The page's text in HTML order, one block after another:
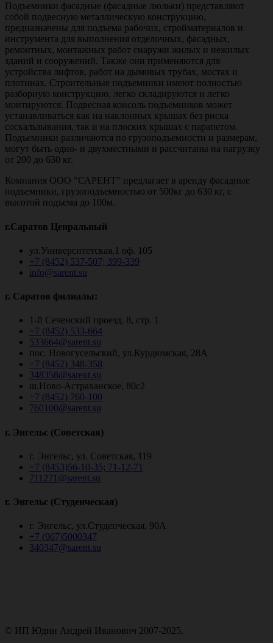
Подъемники фасадные (фасадные люльки) представляют
собой подвесную металлическую конструкцию,
предназначены для подъема рабочих, стройматериалов и
инструмента для выполнения отделочных, фасадных,
ремонтных, монтажных работ снаружи жилых и нежилых
зданий и сооружений. Также они применяются для
устройства лифтов, работ на дымовых трубах, мостах и
плотинах. Строительные подъемники имеют полностью
разборную конструкцию, легко складируются и легко
монтируются. Подвесная консоль подъемников может
устанавливаться как на наклонных крышах без риска
соскальзывания, так и на плоских крышах с парапетом.
Подъемники различаются по грузоподъемности и размерам,
могут быть одно- и двухместными и рассчитаны на нагрузку
от 200 до 630 кг.
Компания ООО "САРЕНТ" предлагает в аренду фасадные
подъемники, грузоподъемностью от 500кг до 630 кг, с
высотой подъема до 100м.
г.Саратов Ценральный
ул.Университетская,1 оф. 105
+7 (8452) 537-507; 399-339
info@sarent.su
г. Саратов филиалы:
1-й Сеченский проезд, 8, стр. 1
+7 (8452) 533-664
533664@sarent.su
пос. Новогусельский, ул.Курдюмская, 28А
+7 (8452) 348-358
348358@sarent.su
ш.Ново-Астраханское, 80с2
+7 (8452) 760-100
760100@sarent.su
г. Энгельс (Советская)
г. Энгельс, ул. Советская, 119
+7 (8453)56-10-35; 71-12-71
711271@sarent.su
г. Энгельс (Студенческая)
г. Энгельс, ул.Студенческая, 90А
+7 (967)5000347
340347@sarent.su
© ИП Юдин Андрей Иванович 2007-2025.